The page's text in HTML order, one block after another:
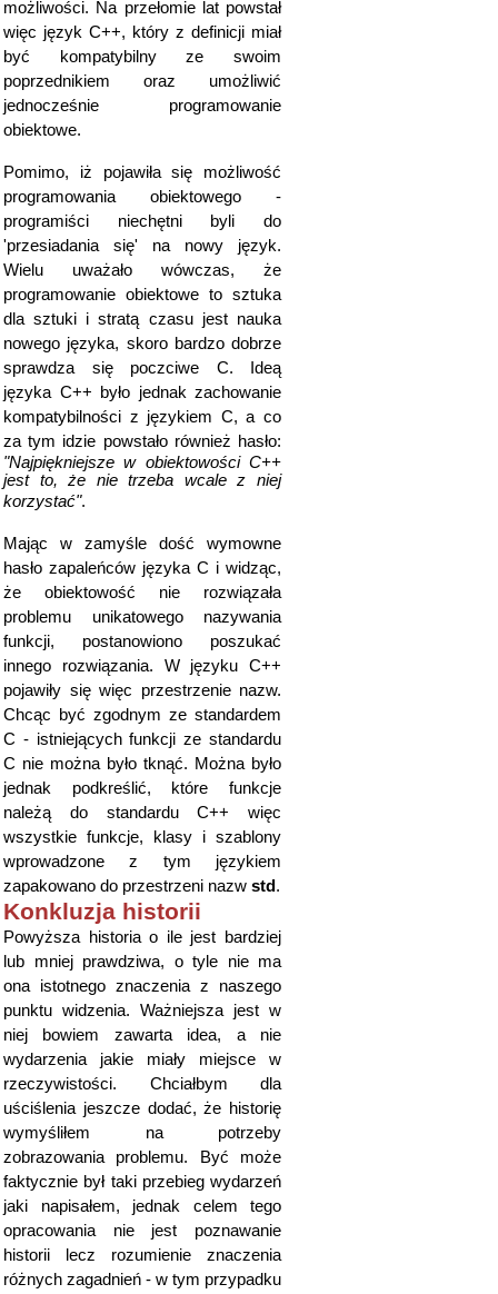
możliwości. Na przełomie lat powstał
więc język C++, który z definicji miał
być kompatybilny ze swoim
poprzednikiem oraz umożliwić
jednocześnie programowanie
obiektowe.
Pomimo, iż pojawiła się możliwość
programowania obiektowego -
programiści niechętni byli do
'przesiadania się' na nowy język.
Wielu uważało wówczas, że
programowanie obiektowe to sztuka
dla sztuki i stratą czasu jest nauka
nowego języka, skoro bardzo dobrze
sprawdza się poczciwe C. Ideą
języka C++ było jednak zachowanie
kompatybilności z językiem C, a co
za tym idzie powstało również hasło:
"Najpiękniejsze w obiektowości C++
jest to, że nie trzeba wcale z niej
korzystać".
Mając w zamyśle dość wymowne
hasło zapaleńców języka C i widząc,
że obiektowość nie rozwiązała
problemu unikatowego nazywania
funkcji, postanowiono poszukać
innego rozwiązania. W języku C++
pojawiły się więc przestrzenie nazw.
Chcąc być zgodnym ze standardem
C - istniejących funkcji ze standardu
C nie można było tknąć. Można było
jednak podkreślić, które funkcje
należą do standardu C++ więc
wszystkie funkcje, klasy i szablony
wprowadzone z tym językiem
zapakowano do przestrzeni nazw std .
Konkluzja historii
Powyższa historia o ile jest bardziej
lub mniej prawdziwa, o tyle nie ma
ona istotnego znaczenia z naszego
punktu widzenia. Ważniejsza jest w
niej bowiem zawarta idea, a nie
wydarzenia jakie miały miejsce w
rzeczywistości. Chciałbym dla
uściślenia jeszcze dodać, że historię
wymyśliłem na potrzeby
zobrazowania problemu. Być może
faktycznie był taki przebieg wydarzeń
jaki napisałem, jednak celem tego
opracowania nie jest poznawanie
historii lecz rozumienie znaczenia
różnych zagadnień - w tym przypadku